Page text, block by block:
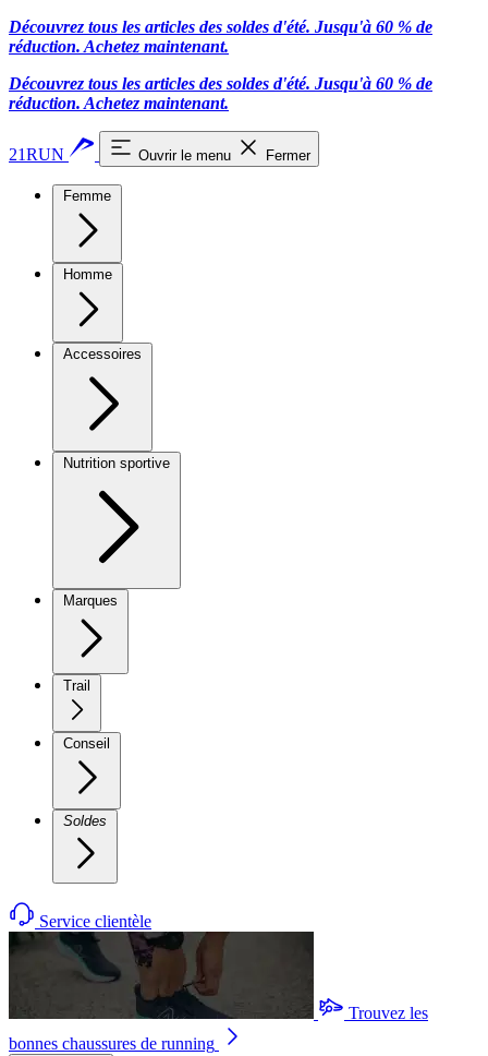
Découvrez tous les articles des soldes d'été. Jusqu'à 60 % de
réduction. Achetez maintenant.
Découvrez tous les articles des soldes d'été. Jusqu'à 60 % de
réduction. Achetez maintenant.
21RUN Ouvrir le menu Fermer
Femme
Homme
Accessoires
Nutrition sportive
Marques
Trail
Conseil
Soldes
Service clientèle
Trouvez les
bonnes chaussures de running